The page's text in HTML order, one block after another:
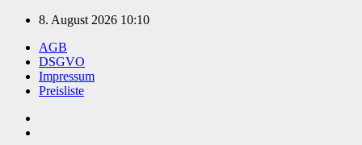
Zum
springen
8. August 2026 10:10
AGB
DSGVO
Impressum
Preisliste